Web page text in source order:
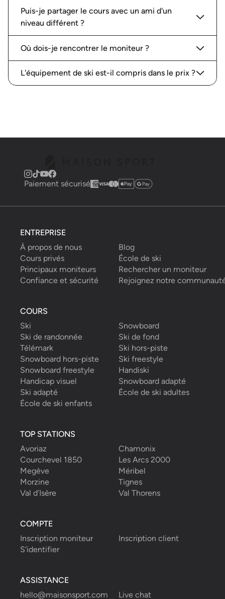
Puis-je partager le cours avec un ami d'un
niveau différent ?
Où dois-je rencontrer le moniteur ?
L'équipement de ski est-il compris dans le prix ?
Paiement sécurisé
ENTREPRISE
À propos de nous
Blog
Cours privés
École de ski
Principaux moniteurs
Rechercher un moniteur
Confiance et sécurité
Rejoignez notre
COURS
Ski
Snowboard
Ski de randonnée
Ski de fond
Télémark
Ski hors-piste
Snowboard hors-piste
Ski freestyle
Snowboard freestyle
Handiski
Handicap visuel
Snowboard adapté
Ski adapté
École de ski adultes
École de ski enfants
TOP STATIONS
Avoriaz
Chamonix
Courchevel 1850
Les Arcs 2000
Megève
Méribel
Morzine
Tignes
Val d’Isère
Val Thorens
COMPTE
Inscription moniteur
Inscription client
S'identifier
ASSISTANCE
hello@maisonsport.com
Live chat